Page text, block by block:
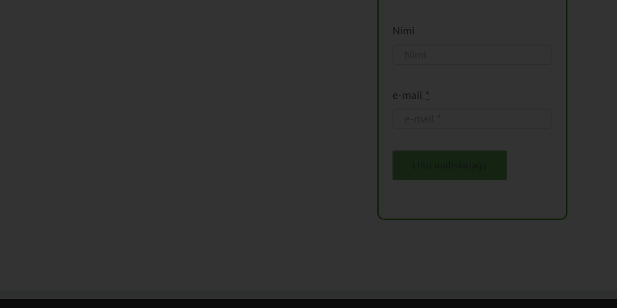
Nimi
e-mail *